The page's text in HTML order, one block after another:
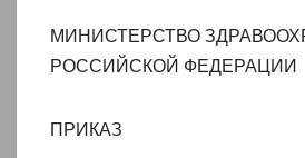
МИНИСТЕРСТВО
РОССИЙСКОЙ ФЕДЕРАЦИИ
ПРИКАЗ